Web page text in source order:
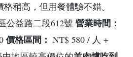
稍高，但用餐體驗不錯。
公益路二段612號 營業時間：
價格區間： NT$ 580 / 人 +